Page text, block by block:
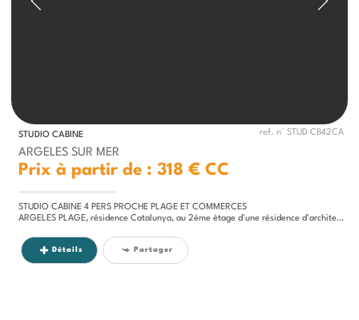
STUDIO CABINE ref. n° STUD CB42CA
ARGELES SUR MER
Prix à partir de : 318 € CC
STUDIO CABINE 4 PERS PROCHE PLAGE ET COMMERCES
ARGELES PLAGE, résidence Catalunya, au 2ème étage d'une résidence d'architecture régionale à 300m de la Mer et 150m des...
Détails Partager